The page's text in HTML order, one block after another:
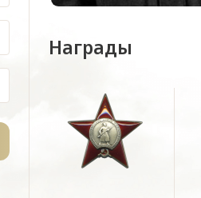
Награды